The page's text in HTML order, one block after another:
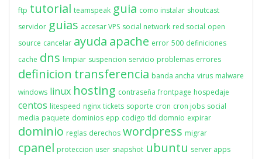
ftp tutorial teamspeak guia como instalar shoutcast
servidor guias accesar VPS social network red social open
source cancelar ayuda apache error 500 definiciones
cache dns limpiar suspencion servicio problemas errores
definicion transferencia banda ancha virus malware
windows linux hosting contraseña frontpage hospedaje
centos litespeed nginx tickets soporte cron cron jobs social
media paquete dominios epp codigo tld domnio expirar
dominio reglas derechos wordpress migrar
cpanel proteccion user snapshot ubuntu server apps